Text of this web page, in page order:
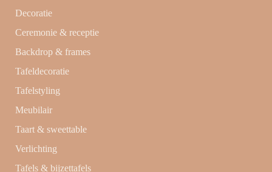
Decoratie
Ceremonie & receptie
Backdrop & frames
Tafeldecoratie
Tafelstyling
Meubilair
Taart & sweettable
Verlichting
Tafels & bijzettafels